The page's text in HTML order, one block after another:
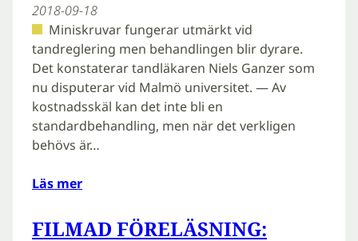
2018-09-18
Miniskruvar fungerar utmärkt vid
tandreglering men behandlingen blir dyrare.
Det konstaterar tandläkaren Niels Ganzer som
nu disputerar vid Malmö universitet. — Av
kostnadsskäl kan det inte bli en
standardbehandling, men när det verkligen
behövs är…
Läs mer
FILMAD FÖRELÄSNING: